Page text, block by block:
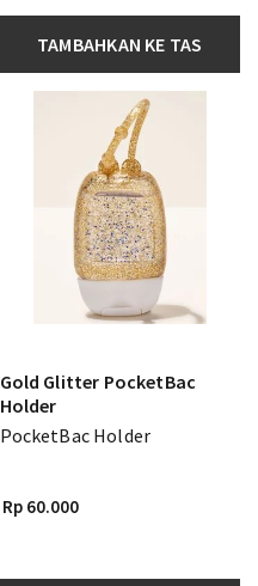
TAMBAHKAN KE TAS
Gold Glitter PocketBac
Holder
PocketBac Holder
Rp 60.000